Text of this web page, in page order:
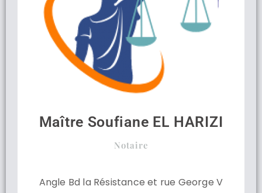
Maître Soufiane EL HARIZI
Notaire
Angle Bd la Résistance et rue George V